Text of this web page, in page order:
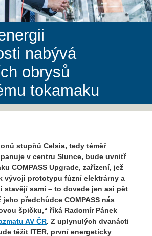
nabývá
obrysů
tokamaku
stupňů Celsia, tedy téměř
v centru Slunce, bude uvnitř
COMPASS Upgrade, zařízení, jež
vývoji prototypu fúzní elektrárny a
stavějí sami – to dovede jen asi pět
jeho předchůdce COMPASS nás
špičku,“ říká Radomír Pánek
AV ČR. Z uplynulých dvanácti
těžit ITER, první energeticky